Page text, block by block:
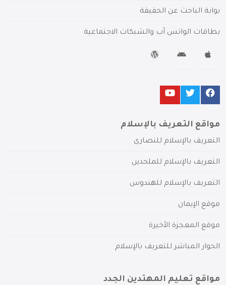
بوابة الباحث عن الحقيقة
بطاقات الواتس آب والشبكات الاجتماعية
مواقع التعريف بالإسلام
التعريف بالإسلام للنصارى
التعريف بالإسلام للملحدين
التعريف بالإسلام للهندوس
موقع الإيمان
موقع المعجزة الأخيرة
الحوار المباشر للتعريف بالإسلام
مواقع تعليم المهتدين الجدد